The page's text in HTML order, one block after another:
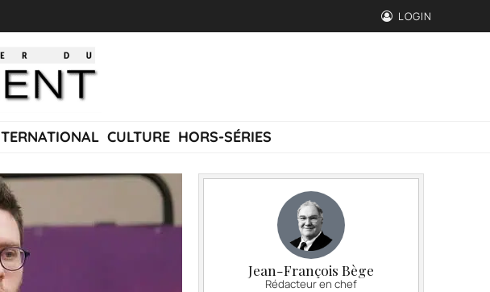
LOGIN
CULTURE HORS-SÉRIES
Jean-François Bège
Rédacteur en chef